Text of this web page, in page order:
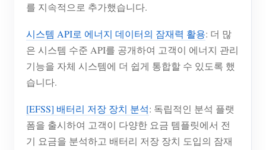
를 지속적으로 추가했습니다.
시스템 API로 에너지 데이터의 잠재력 활용: 더 많
은 시스템 수준 API를 공개하여 고객이 에너지 관리
기능을 자체 시스템에 더 쉽게 통합할 수 있도록 했
습니다.
[EFSS] 배터리 저장 장치 분석: 독립적인 분석 플랫
폼을 출시하여 고객이 다양한 요금 템플릿에서 전
기 요금을 분석하고 배터리 저장 장치 도입의 잠재